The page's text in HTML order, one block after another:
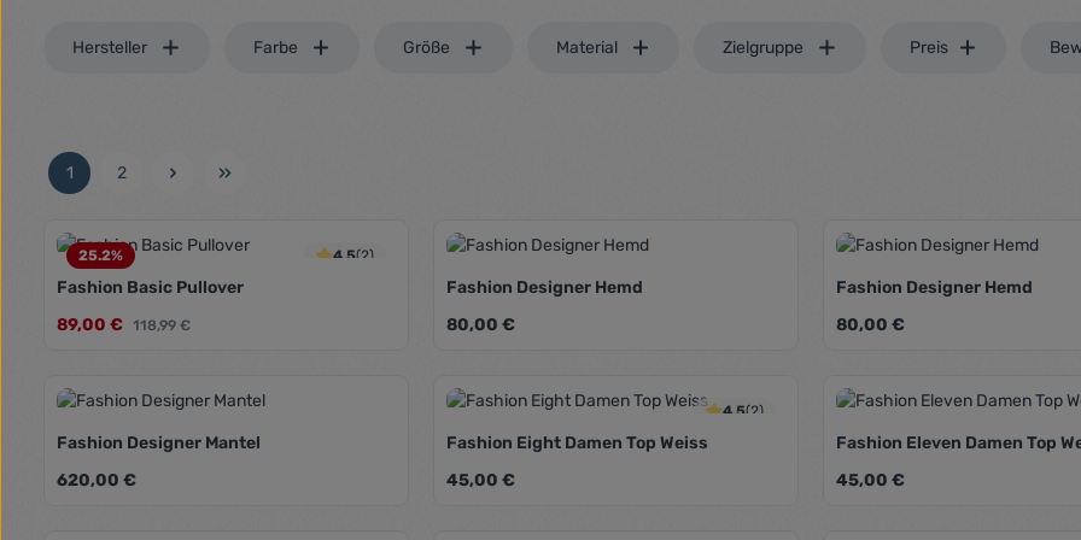
Hersteller Farbe Größe Material Zielgruppe Preis
Seite
1
Seite
2
25.2% 4.5(2)
Fashion Basic Pullover
Verkaufspreis:
89,00 € Regulärer Preis:
118,99 €
Produkt Anzahl: Gib den gewünschten Wert ein oder benutze die
Fashion Designer Hemd
Regulärer Preis:
80,00 €
Farbe:
Produkt Anzahl: Gib den gewünschten Wert
Fashion Designer Hemd
Regulärer Preis:
80,00 €
Farbe:
Produkt Anzahl:
Fashion Designer Mantel
Regulärer Preis:
620,00 €
Farbe:
4.5(2)
Fashion Eight Damen Top Weiss
Regulärer Preis:
45,00 €
Fashion Eleven Damen Top
Regulärer Preis:
45,00 €